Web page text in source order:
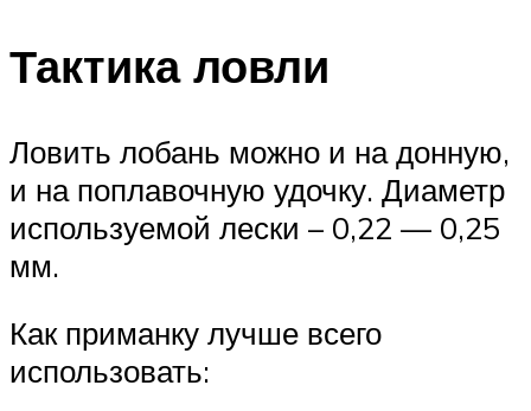
Тактика ловли
Ловить лобань можно и на донную,
и на поплавочную удочку. Диаметр
используемой лески – 0,22 — 0,25
мм.
Как приманку лучше всего
использовать: